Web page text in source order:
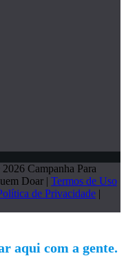
Campanha Para
Doar | Termos de Uso
de Privacidade |
aqui com a gente.